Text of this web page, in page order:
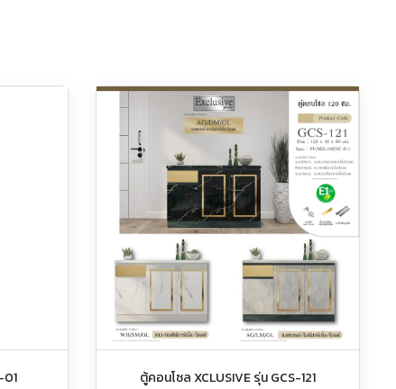
01 ตู้คอนโซล XCLUSIVE รุ่น GCS-121